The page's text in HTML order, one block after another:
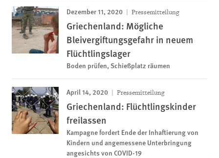
Dezember 11, 2020 Pressemitteilung
Griechenland: Mögliche
Bleivergiftungsgefahr in neuem
Flüchtlingslager
Boden prüfen, Schießplatz räumen
April 14, 2020 Pressemitteilung
Griechenland: Flüchtlingskinder
freilassen
Kampagne fordert Ende der Inhaftierung von
Kindern und angemessene Unterbringung
angesichts von COVID-19